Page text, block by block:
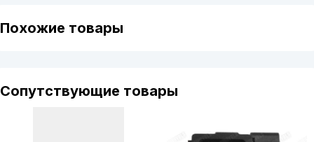
Похожие товары
Сопутствующие товары